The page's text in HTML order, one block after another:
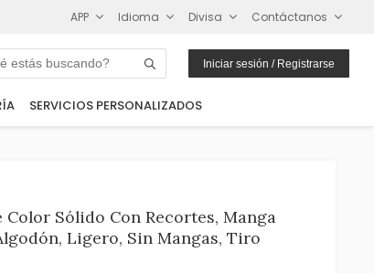
APP Idioma Divisa Contáctanos
Iniciar sesión / Registrarse
SERVICIOS PERSONALIZADOS
Sólido Con Recortes, Manga
Ligero, Sin Mangas, Tiro